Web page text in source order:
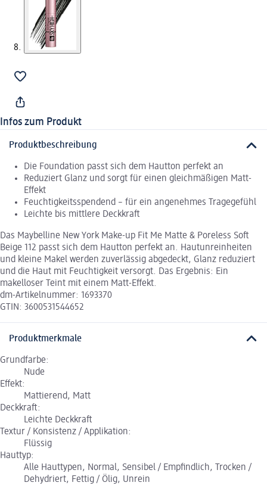
Infos zum Produkt
Produktbeschreibung
Die Foundation passt sich dem Hautton perfekt an
Reduziert Glanz und sorgt für einen gleichmäßigen Matt-
Effekt
Feuchtigkeitsspendend – für ein angenehmes Tragegefühl
Leichte bis mittlere Deckkraft
Das Maybelline New York Make-up Fit Me Matte & Poreless Soft
Beige 112 passt sich dem Hautton perfekt an. Hautunreinheiten
und kleine Makel werden zuverlässig abgedeckt, Glanz reduziert
und die Haut mit Feuchtigkeit versorgt. Das Ergebnis: Ein
makelloser Teint mit einem Matt-Effekt.
dm-Artikelnummer: 1693370
GTIN: 3600531544652
Produktmerkmale
Grundfarbe:
Nude
Effekt:
Mattierend, Matt
Deckkraft:
Leichte Deckkraft
Textur / Konsistenz / Applikation:
Flüssig
Hauttyp:
Alle Hauttypen, Normal, Sensibel / Empfindlich, Trocken /
Dehydriert, Fettig / Ölig, Unrein